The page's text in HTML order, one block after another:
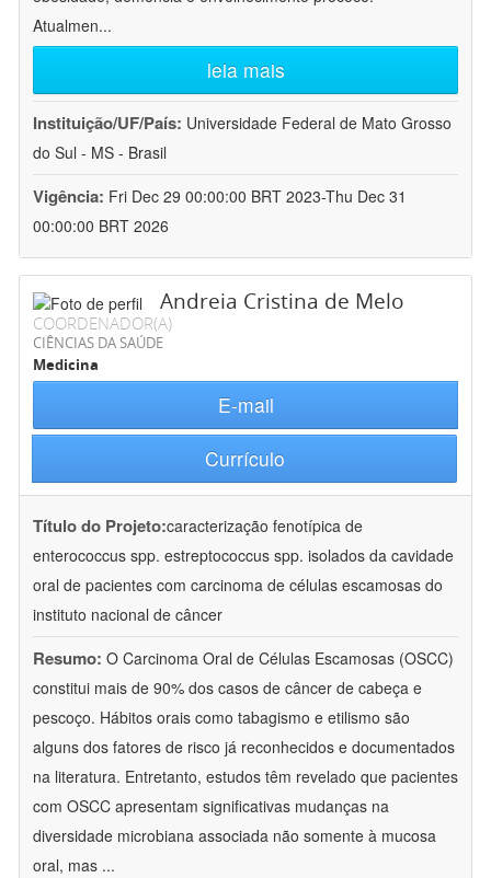
Atualmen...
leia mais
Instituição/UF/País: Universidade Federal de Mato Grosso
do Sul - MS - Brasil
Vigência: Fri Dec 29 00:00:00 BRT 2023-Thu Dec 31
00:00:00 BRT 2026
Andreia Cristina de Melo
COORDENADOR(A)
CIÊNCIAS DA SAÚDE
Medicina
E-mail
Currículo
Título do Projeto:caracterização fenotípica de
enterococcus spp. estreptococcus spp. isolados da cavidade
oral de pacientes com carcinoma de células escamosas do
instituto nacional de câncer
Resumo: O Carcinoma Oral de Células Escamosas (OSCC)
constitui mais de 90% dos casos de câncer de cabeça e
pescoço. Hábitos orais como tabagismo e etilismo são
alguns dos fatores de risco já reconhecidos e documentados
na literatura. Entretanto, estudos têm revelado que pacientes
com OSCC apresentam significativas mudanças na
diversidade microbiana associada não somente à mucosa
oral, mas ...